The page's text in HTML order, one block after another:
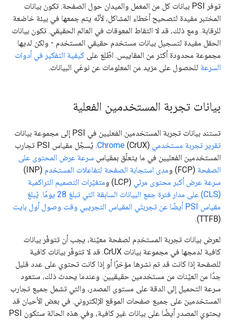
توفر PSI بيانات كل من المعمل والميدان حول الصفحة. تكون بيانات
المختبر مفيدة لتصحيح أخطاء المشاكل، لأنّه يتم جمعها في بيئة خاضعة
للرقابة. ومع ذلك، قد لا التقاط المعوقات في العالم الحقيقي. تكون بيانات
الحقل مفيدة لتسجيل بيانات مستخدم حقيقي المستخدم - ولكن لديها
مجموعة محدودة أكثر من المقاييس. اطّلِع على كيفية التفكير في أدوات
السرعة للحصول على مزيد من المعلومات عن نوعَي البيانات.
بيانات تجربة المستخدمين الفعلية
تستند بيانات تجربة المستخدمين الفعليين في PSI إلى مجموعة بيانات
تقرير تجربة مستخدمي Chrome
(CrUX). يُسجّل مقياس PSI تجارب
المستخدمين الفعليين في ما يتعلّق بمقياس سرعة عرض المحتوى على
الصفحة (FCP) و مدى استجابة الصفحة لتفاعلات المستخدم (INP)
سرعة عرض أكبر محتوى مرئي (LCP) و
متغيّرات التصميم التراكمية
(CLS) على مدار فترة جمع البيانات السابقة التي تبلغ 28 يومًا. يُبلغ
مقياس PSI أيضًا عن تجربتَي المقياس التجريبي
وقت وصول أول بايت
(TTFB).
لعرض بيانات تجربة المستخدِم لصفحة معيّنة، يجب أن تتوفّر بيانات
كافية لدمجها في مجموعة بيانات CrUX. قد لا تتوفّر بيانات كافية
للصفحة إذا كانت قد تم نشرها مؤخرًا أو إذا كانت تحتوي على عدد قليل
جدًا من العيّنات من مستخدمين حقيقيين. وعندما يحدث ذلك، ستعود
سرعة التحميل إلى الدقة على مستوى المصدر، والتي تشمل جميع تجارب
المستخدمين على جميع صفحات الموقع الإلكتروني. في بعض الأحيان قد
يحتوي المصدر أيضًا على بيانات غير كافية، وفي هذه الحالة ستكون PSI